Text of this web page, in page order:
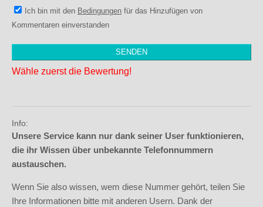
Ich bin mit den Bedingungen für das Hinzufügen von
Kommentaren einverstanden
Wähle zuerst die Bewertung!
Info:
Unsere Service kann nur dank seiner User funktionieren,
die ihr Wissen über unbekannte Telefonnummern
austauschen.
Wenn Sie also wissen, wem diese Nummer gehört, teilen Sie
Ihre Informationen bitte mit anderen Usern. Dank der